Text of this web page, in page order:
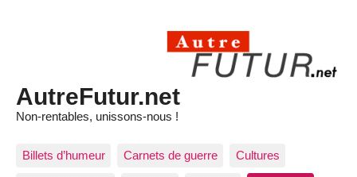
AutreFutur.net
Non-rentables, unissons-nous !
Billets d’humeur Carnets de guerre Cultures